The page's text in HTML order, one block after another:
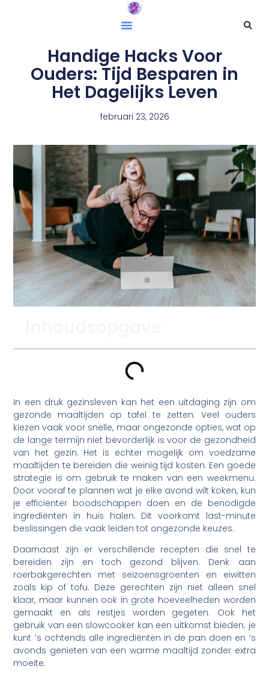
Handige Hacks Voor
Ouders: Tijd Besparen in
Het Dagelijks Leven
februari 23, 2026
In een druk gezinsleven kan het een uitdaging zijn om
gezonde maaltijden op tafel te zetten. Veel ouders
kiezen vaak voor snelle, maar ongezonde opties, wat op
de lange termijn niet bevorderlijk is voor de gezondheid
van het gezin. Het is echter mogelijk om voedzame
maaltijden te bereiden die weinig tijd kosten. Een goede
strategie is om gebruik te maken van een weekmenu.
Door vooraf te plannen wat je elke avond wilt koken, kun
je efficiënter boodschappen doen en de benodigde
ingrediënten in huis halen. Dit voorkomt last-minute
beslissingen die vaak leiden tot ongezonde keuzes.
Daarnaast zijn er verschillende recepten die snel te
bereiden zijn en toch gezond blijven. Denk aan
roerbakgerechten met seizoensgroenten en eiwitten
zoals kip of tofu. Deze gerechten zijn niet alleen snel
klaar, maar kunnen ook in grote hoeveelheden worden
gemaakt en als restjes worden gegeten. Ook het
gebruik van een slowcooker kan een uitkomst bieden; je
kunt ’s ochtends alle ingrediënten in de pan doen en ’s
avonds genieten van een warme maaltijd zonder extra
moeite.